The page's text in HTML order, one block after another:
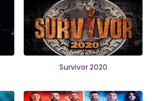
Survivor 2020